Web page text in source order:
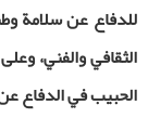
للدفاع عن سلامة
الثقافي والفني،
الحبيب في الدفاع